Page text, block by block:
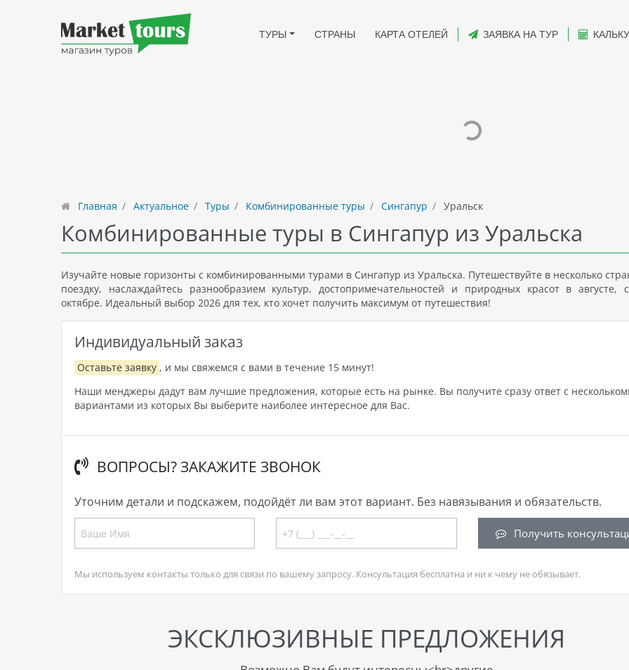
ТУРЫ СТРАНЫ КАРТА ОТЕЛЕЙ ЗАЯВКА НА ТУР
Главная Актуальное Туры Комбинированные туры Сингапур Уральск
Комбинированные туры в Сингапур из Уральска
Изучайте новые горизонты с комбинированными турами в Сингапур из Уральска. Путешествуйте в несколько
поездку, наслаждайтесь разнообразием культур, достопримечательностей и природных красот в августе,
октябре. Идеальный выбор 2026 для тех, кто хочет получить максимум от путешествия!
Индивидуальный заказ
Оставьте заявку , и мы свяжемся с вами в течение 15 минут!
Наши менджеры дадут вам лучшие предложения, которые есть на рынке. Вы получите сразу ответ с
вариантами из которых Вы выберите наиболее интересное для Вас.
ВОПРОСЫ? ЗАКАЖИТЕ ЗВОНОК
Уточним детали и подскажем, подойдёт ли вам этот вариант. Без навязывания и обязательств.
Получить
Мы используем контакты только для связи по вашему запросу. Консультация бесплатна и ни к чему не обязывает.
ЭКСКЛЮЗИВНЫЕ ПРЕДЛОЖЕНИЯ